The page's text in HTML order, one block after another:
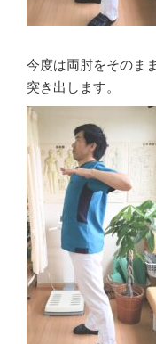
今度は両肘をそのま
突き出します。